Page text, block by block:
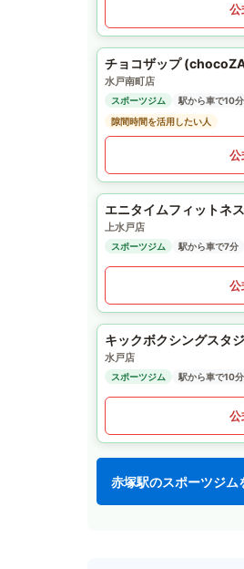
公
チョコザップ
水戸南町店
スポーツジム
駅から車で10分
隙間時間を活用したい人
公
エニタイムフィットネス
上水戸店
スポーツジム 駅から車で7分
公
キックボクシングスタ
水戸店
スポーツジム 駅から車で10分
公
赤塚駅のスポーツジム